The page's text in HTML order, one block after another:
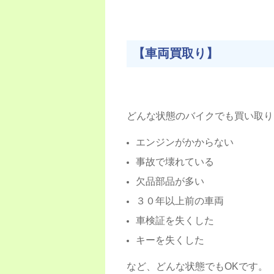
【車両買取り】
どんな状態のバイクでも買い取
エンジンがかからない
事故で壊れている
欠品部品が多い
３０年以上前の車両
車検証を失くした
キーを失くした
など、どんな状態でもOKです。